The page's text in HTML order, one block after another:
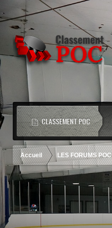
CLASSEMENT POC
Accueil LES FORUMS POC